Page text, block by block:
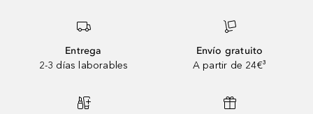
Entrega
2-3 días laborables
Envío gratuito
A partir de 24€³